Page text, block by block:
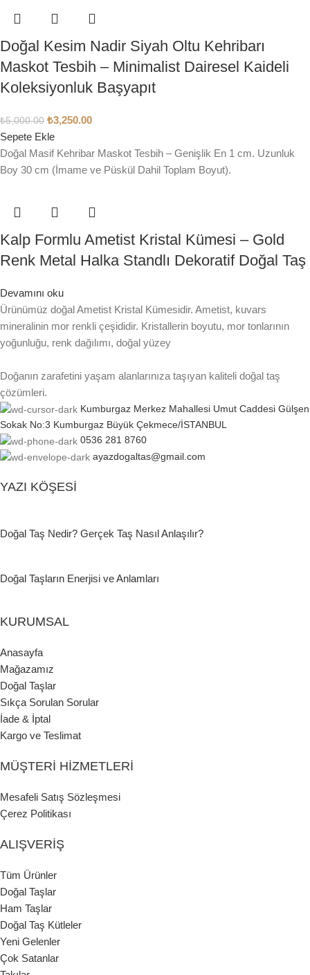
Doğal Kesim Nadir Siyah Oltu Kehribarı
Maskot Tesbih – Minimalist Dairesel Kaideli
Koleksiyonluk Başyapıt
₺5,000.00 ₺3,250.00
Sepete Ekle
Doğal Masif Kehribar Maskot Tesbih – Genişlik En 1 cm. Uzunluk
Boy 30 cm (İmame ve Püskül Dahil Toplam Boyut).
Kalp Formlu Ametist Kristal Kümesi – Gold
Renk Metal Halka Standlı Dekoratif Doğal Taş
Devamını oku
Ürünümüz doğal Ametist Kristal Kümesidir. Ametist, kuvars
mineralinin mor renkli çeşididir. Kristallerin boyutu, mor tonlarının
yoğunluğu, renk dağılımı, doğal yüzey
Doğanın zarafetini yaşam alanlarınıza taşıyan kaliteli doğal taş
çözümleri.
Kumburgaz Merkez Mahallesi Umut Caddesi Gülşen
Sokak No:3 Kumburgaz Büyük Çekmece/İSTANBUL
0536 281 8760
ayazdogaltas@gmail.com
YAZI KÖŞESI
Doğal Taş Nedir? Gerçek Taş Nasıl Anlaşılır?
Doğal Taşların Enerjisi ve Anlamları
KURUMSAL
Anasayfa
Mağazamız
Doğal Taşlar
Sıkça Sorulan Sorular
İade & İptal
Kargo ve Teslimat
MÜŞTERI HIZMETLERI
Mesafeli Satış Sözleşmesi
Çerez Politikası
ALIŞVERIŞ
Tüm Ürünler
Doğal Taşlar
Ham Taşlar
Doğal Taş Kütleler
Yeni Gelenler
Çok Satanlar